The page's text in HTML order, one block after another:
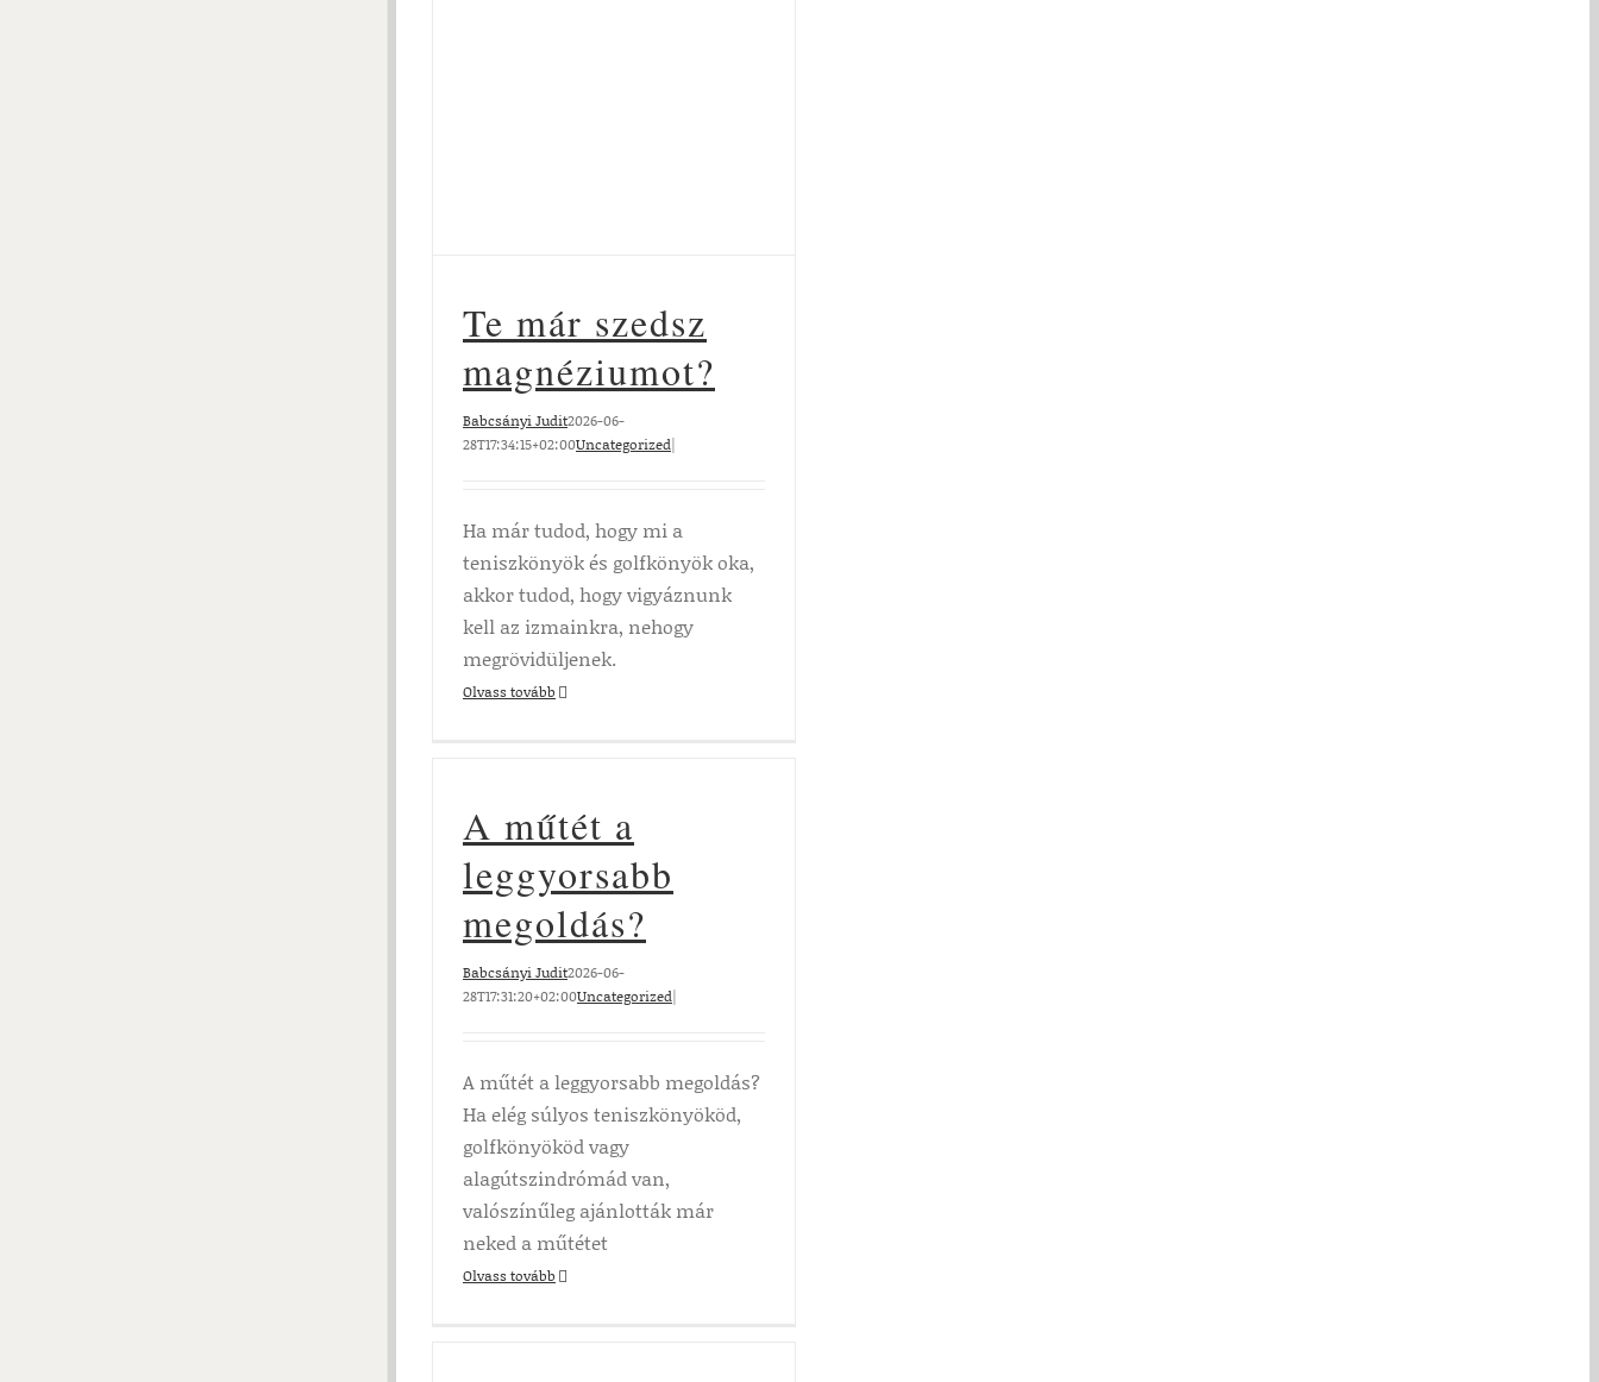
Te már szedsz
magnéziumot?
Babcsányi Judit2026-06-
28T17:34:15+02:00Uncategorized|
Ha már tudod, hogy mi a
teniszkönyök és golfkönyök oka,
akkor tudod, hogy vigyáznunk
kell az izmainkra, nehogy
megrövidüljenek.
Olvass tovább
A műtét a
leggyorsabb
megoldás?
Babcsányi Judit2026-06-
28T17:31:20+02:00Uncategorized|
A műtét a leggyorsabb megoldás?
Ha elég súlyos teniszkönyököd,
golfkönyököd vagy
alagútszindrómád van,
valószínűleg ajánlották már
neked a műtétet
Olvass tovább